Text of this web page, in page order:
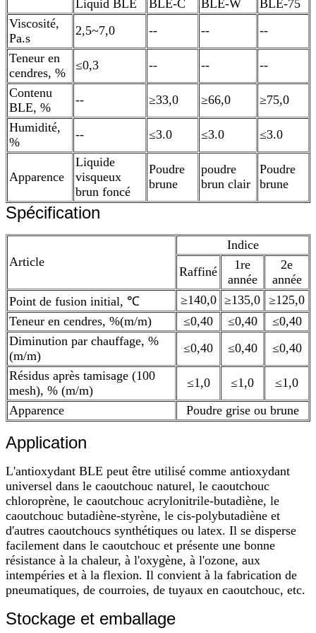
Liquid BLE BLE-C BLE-W
BLE-75
Viscosité,
Pa.s
2,5~7,0 -- --
--
Teneur en
cendres, %
≤0,3 -- --
--
Contenu
BLE, %
-- ≥33,0 ≥66,0
≥75,0
Humidité,
%
-- ≤3.0 ≤3.0 ≤3.0
Apparence
Liquide
visqueux
brun foncé
Poudre
brune
poudre
brun clair
Poudre
brune
Spécification
Article
Indice
Raffiné
1re
année
2e
année
Point de fusion initial, ℃
≥140,0 ≥135,0 ≥125,0
Teneur en cendres, %(m/m)
≤0,40 ≤0,40
≤0,40
Diminution par chauffage, %
(m/m)
≤0,40 ≤0,40
≤0,40
Résidus après tamisage (100
mesh), % (m/m)
≤1,0 ≤1,0
≤1,0
Apparence
Poudre grise ou brune
Application
L'antioxydant BLE peut être utilisé comme antioxydant
universel dans le caoutchouc naturel, le caoutchouc
chloroprène, le caoutchouc acrylonitrile-butadiène, le
caoutchouc butadiène-styrène, le cis-polybutadiène et
d'autres caoutchoucs synthétiques ou latex. Il se disperse
facilement dans le caoutchouc et présente une bonne
résistance à la chaleur, à l'oxygène, à l'ozone, aux
intempéries et à la flexion. Il convient à la fabrication de
pneumatiques, de courroies, de tuyaux en caoutchouc, etc.
Stockage et emballage